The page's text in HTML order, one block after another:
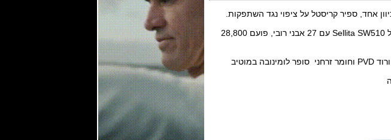
המנגנון מכני אוטומטי של אוריס דגם caliber 771 מבוסס על Sellita SW510 עם 27 אבני רובי, פועם 28,800
חוגת השעון שחורה מעוגלת, מחוגים ואינדקסים בציפוי זהב ורוד PVD וחומר זרחני סופר לומינובה במוטיב